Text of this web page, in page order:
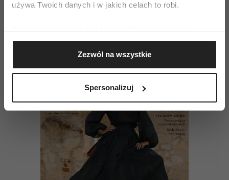
używa Twoich danych i w jakich celach to robi.
Gromadzić dane dotyczące Twojej lokalizacji
geograficznej z dokładnością nawet do kilku metrów
Identyfikować Twoje urządzenie, aktywnie
(fingerprinting, czyli wirtualny odcisk palca)
dane są przetwarzane oraz ustaw własne preferencje w
sekcji szczegółów. W Deklaracji plików cookie możesz
zmienić lub wycofać swoją zgodę w dowolnej chwili.
Wykorzystujemy pliki cookie do spersonalizowania treści
Zezwól na wszystkie
Spersonalizuj